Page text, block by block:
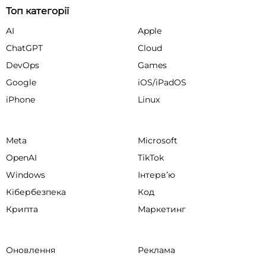
Топ категорії
AI
Apple
ChatGPT
Cloud
DevOps
Games
Google
iOS/iPadOS
iPhone
Linux
Meta
Microsoft
OpenAI
TikTok
Windows
Інтервʼю
Кібербезпека
Код
Крипта
Маркетинг
Оновлення
Реклама